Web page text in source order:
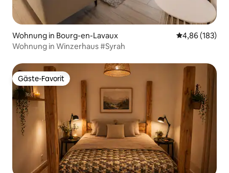
Wohnung in Bourg-en-Lavaux
4,86 (183)
Wohnung in Winzerhaus #Syrah
Gäste-Favorit
Gäste-Favorit